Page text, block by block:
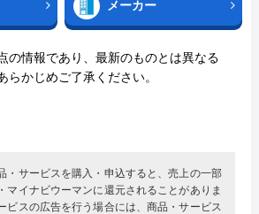
メーカー
の情報であり、最新のものとは異なる
らかじめご了承ください。
サービスを購入・申込すると、売上の一部
マイナビウーマンに還元されることがありま
スの広告を行う場合には、商品・サービス